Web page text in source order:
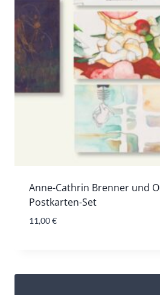
Anne-Cathrin Brenner und
Postkarten-Set
11,00€